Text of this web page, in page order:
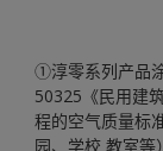
①淳零系列产品
50325《民用建
程的空气质量标
园、学校 教室等